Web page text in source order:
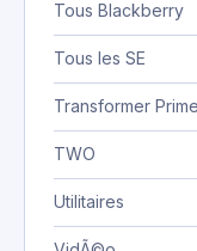
Tous Blackberry
Tous les SE
Transformer Prime
TWO
Utilitaires